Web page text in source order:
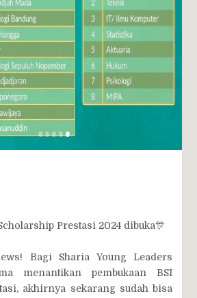
Prestasi 2024 dibuka🎊
Bagi Sharia Young Leaders
menantikan pembukaan BSI
akhirnya sekarang sudah bisa